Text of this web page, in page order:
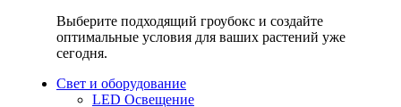
Выберите подходящий гроубокс и создайте
оптимальные условия для ваших растений уже
сегодня.
Свет и оборудование
LED Освещение